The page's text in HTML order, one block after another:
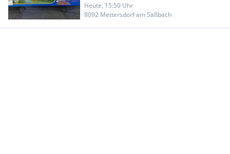
Heute, 15:50 Uhr
8092 Mettersdorf am Saßbach